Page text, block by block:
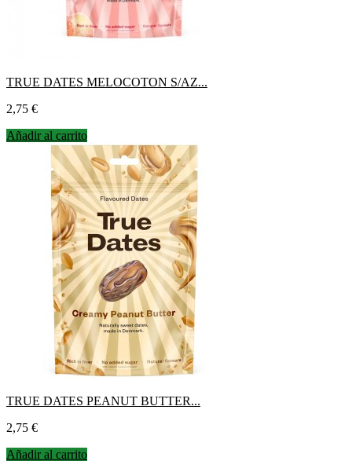
TRUE DATES MELOCOTON S/AZ...
Precio
2,75 €
Añadir al carrito
TRUE DATES PEANUT BUTTER...
Precio
2,75 €
Añadir al carrito